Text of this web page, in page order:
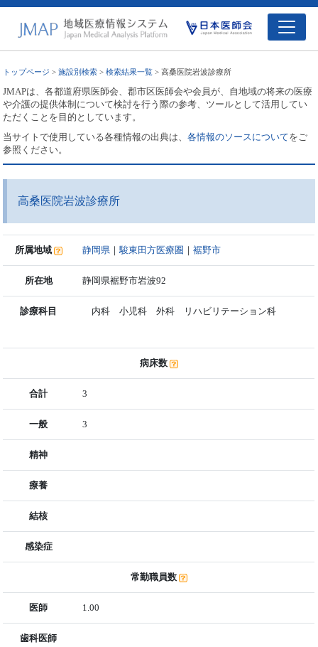
トップページ >施設別検索 >検索結果一覧 > 高桑医院岩波診療所
JMAPは、各都道府県医師会、郡市区医師会や会員が、自地域の将来の医療
や介護の提供体制について検討を行う際の参考、ツールとして活用してい
ただくことを目的としています。
当サイトで使用している各種情報の出典は、各情報のソースについてをご
参照ください。
高桑医院岩波診療所
所属地域 静岡県 ｜駿東田方医療圏 ｜裾野市
所在地 静岡県裾野市岩波92
診療科目 内科 小児科 外科 リハビリテーション科
病床数
合計 3
一般 3
精神
療養
結核
感染症
常勤職員数
医師 1.00
歯科医師